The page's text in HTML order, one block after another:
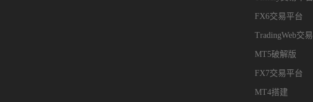
FX6交易平台
TradingWeb交
MT5破解版
FX7交易平台
MT4搭建